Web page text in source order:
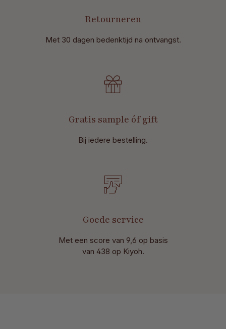
Retourneren
Met 30 dagen bedenktijd na ontvangst.
Gratis sample óf gift
Bij iedere bestelling.
Goede service
Met een score van 9,6 op basis
van 438 op Kiyoh.